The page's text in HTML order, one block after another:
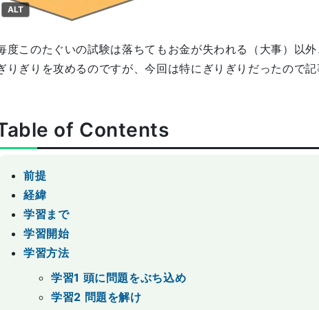
ALT
度このたぐいの試験は落ちてもお金が失われる（大事）以
りぎりを攻めるのですが、今回は特にぎりぎりだったので
of Contents
前提
経緯
学習まで
学習開始
学習方法
学習1 頭に問題をぶち込め
学習2 問題を解け